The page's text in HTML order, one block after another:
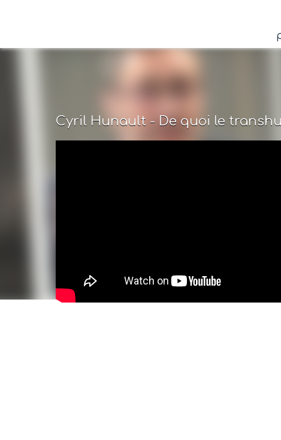
Cyril Hunault - De quoi le